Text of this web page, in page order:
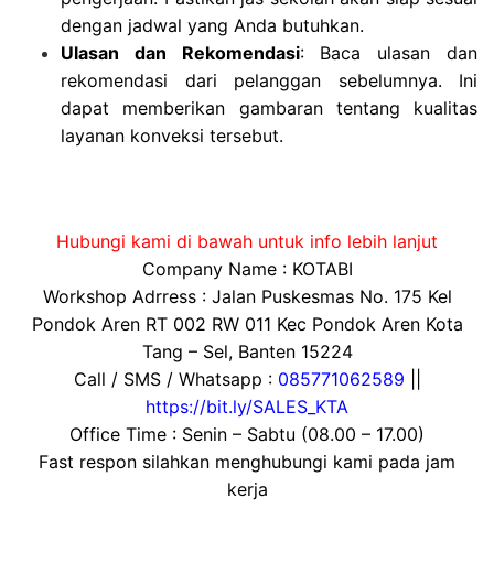
dengan jadwal yang Anda butuhkan.
Ulasan dan Rekomendasi: Baca ulasan dan
rekomendasi dari pelanggan sebelumnya. Ini
dapat memberikan gambaran tentang kualitas
layanan konveksi tersebut.
Hubungi kami di bawah untuk info lebih lanjut
Company Name : KOTABI
Workshop Adrress : Jalan Puskesmas No. 175 Kel
Pondok Aren RT 002 RW 011 Kec Pondok Aren Kota
Tang – Sel, Banten 15224
Call / SMS / Whatsapp : 085771062589
https://bit.ly/SALES_KTA
Office Time : Senin – Sabtu (08.00 – 17.00)
Fast respon silahkan menghubungi kami pada jam
kerja